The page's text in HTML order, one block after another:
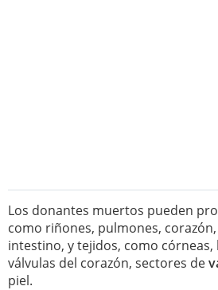
Los donantes muertos pueden
como riñones, pulmones,
intestino, y tejidos, como córneas,
válvulas del corazón, sectores de
piel.